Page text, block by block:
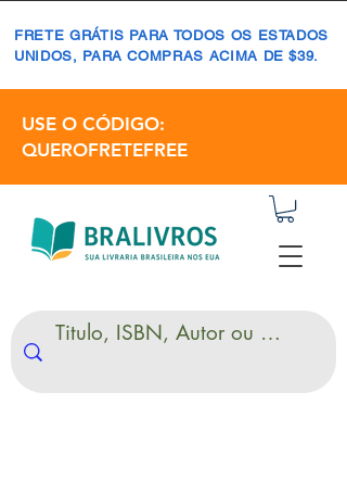
FRETE GRÁTIS PARA TODOS OS ESTADOS
UNIDOS, PARA COMPRAS ACIMA DE $39.
USE O CÓDIGO:
QUEROFRETEFREE